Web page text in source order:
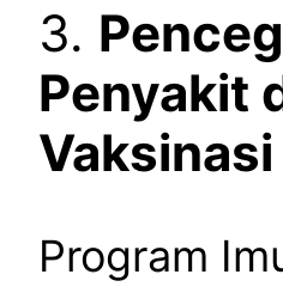
3.
Penyakit
Vaksinasi
Program